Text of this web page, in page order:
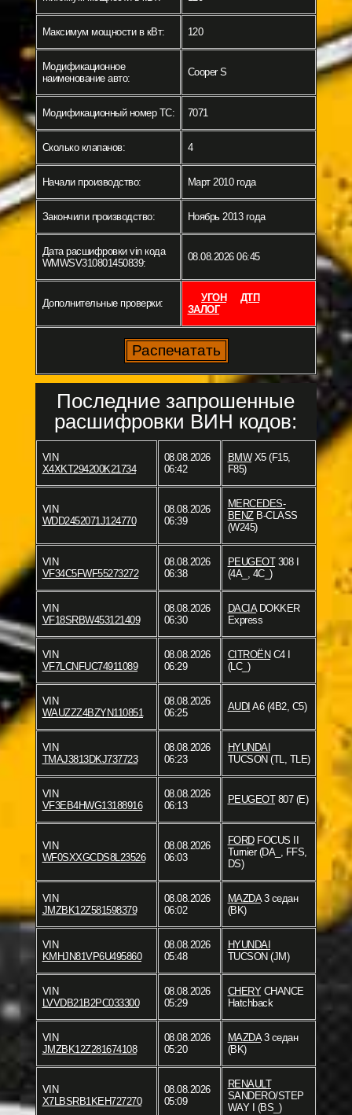
Максимум мощности в кВт: 120
Модификационное
наименование авто:
Cooper S
Модификационный номер ТС: 7071
Сколько клапанов: 4
Начали производство: Март 2010 года
Закончили производство: Ноябрь 2013 года
Дата расшифровки vin кода
WMWSV310801450839:
08.08.2026 06:45
Дополнительные проверки: УГОН
ДТП
ЗАЛОГ
Последние запрошенные
расшифровки ВИН кодов:
VIN
X4XKT294200K21734
08.08.2026
06:42
BMWX5 (F15,
F85)
VIN
WDD2452071J124770
08.08.2026
06:39
MERCEDES-
BENZB-CLASS
(W245)
VIN
VF34C5FWF55273272
08.08.2026
06:38
PEUGEOT308 I
(4A_, 4C_)
VIN
VF18SRBW453121409
08.08.2026
06:30
DACIADOKKER
Express
VIN
VF7LCNFUC74911089
08.08.2026
06:29
CITROËN C4 I
(LC_)
VIN
WAUZZZ4BZYN110851
08.08.2026
06:25
AUDI A6 (4B2, C5)
VIN
TMAJ3813DKJ737723
08.08.2026
06:23
HYUNDAI
TUCSON (TL, TLE)
VIN
VF3EB4HWG13188916
08.08.2026
06:13
PEUGEOT807 (E)
VIN
WF0SXXGCDS8L23526
08.08.2026
06:03
FORDFOCUS II
Turnier (DA_, FFS,
DS)
VIN
JMZBK12Z581598379
08.08.2026
06:02
MAZDA3 седан
(BK)
VIN
KMHJN81VP6U495860
08.08.2026
05:48
HYUNDAI
TUCSON (JM)
VIN
LVVDB21B2PC033300
08.08.2026
05:29
CHERYCHANCE
Hatchback
VIN
JMZBK12Z281674108
08.08.2026
05:20
MAZDA3 седан
(BK)
VIN
X7LBSRB1KEH727270
08.08.2026
05:09
RENAULT
SANDERO/STEP
WAY I (BS_)